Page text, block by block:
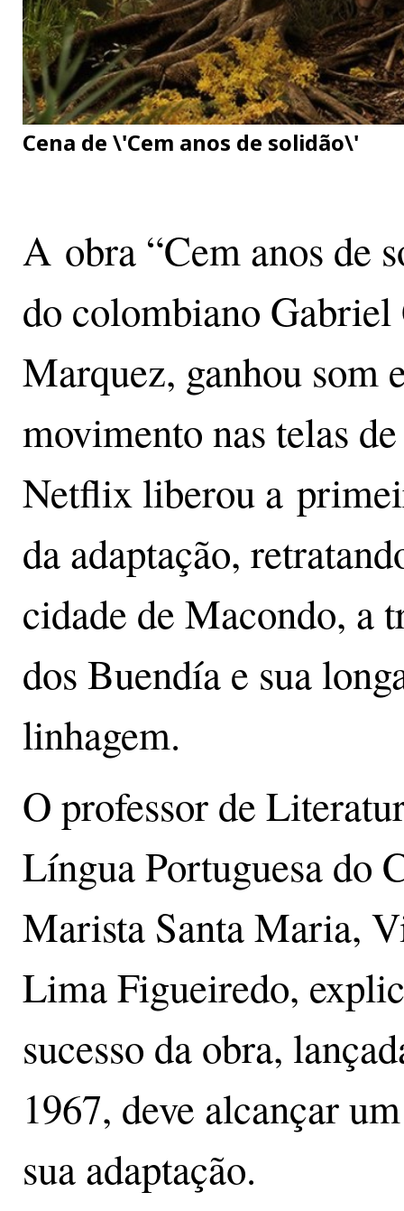
Cena de \'Cem anos de solidão\'
A obra “Cem anos de
do colombiano Gabriel
Marquez, ganhou som
movimento nas telas
Netflix liberou a
da adaptação,
cidade de Macondo, a
dos Buendía e sua
linhagem.
O professor de
Língua Portuguesa do
Marista Santa Maria,
Lima Figueiredo,
sucesso da obra,
1967, deve alcançar
sua adaptação.